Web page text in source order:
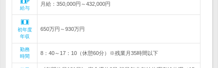
給与
月給：350,000円～432,000円
初年度
年収
650万円～930万円
勤務
時間
8：40～17：10（休憩60分）※残業月35時間以下